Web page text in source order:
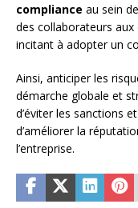
compliance au sein
des collaborateurs
incitant à adopter un
Ainsi, anticiper les
démarche globale et
d’éviter les sanctions
d’améliorer la
l’entreprise.